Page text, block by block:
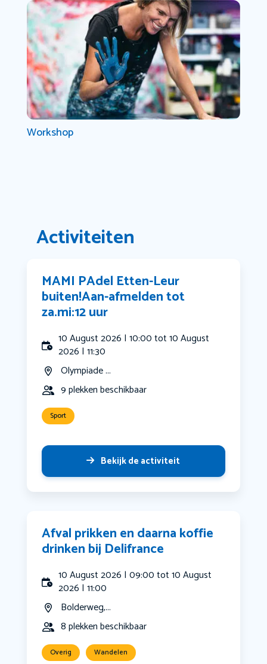
Workshop
Activiteiten
MAMI PAdel Etten-Leur
buiten!Aan-afmelden tot
za.mi:12 uur
10 August 2026 | 10:00 tot 10 August
2026 | 11:30
Olympiade ...
9 plekken beschikbaar
Sport
Bekijk de activiteit
Afval prikken en daarna koffie
drinken bij Delifrance
10 August 2026 | 09:00 tot 10 August
2026 | 11:00
Bolderweg,...
8 plekken beschikbaar
Overig Wandelen